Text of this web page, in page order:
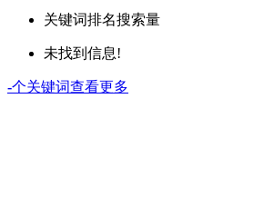
关键词排名搜索量
未找到信息!
-个关键词查看更多